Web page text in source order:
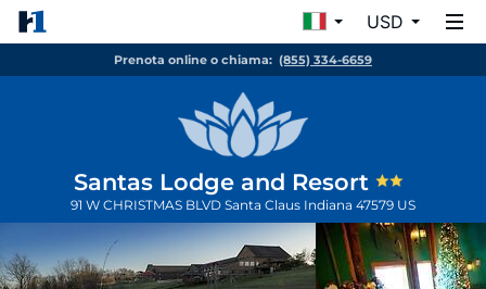
USD
Prenota online o chiama: (855) 334-6659
Santas Lodge and Resort
91 W CHRISTMAS BLVD Santa Claus Indiana 47579 US